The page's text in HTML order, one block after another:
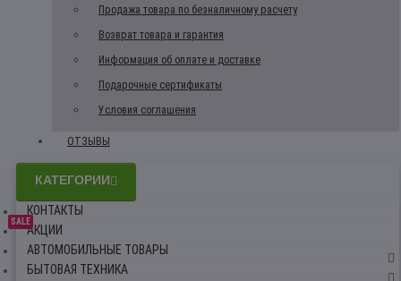
Продажа товара по безналичному расчету
Возврат товара и гарантия
Информация об оплате и доставке
Подарочные сертификаты
Условия соглашения
ОТЗЫВЫ
КАТЕГОРИИ
КОНТАКТЫ
SALE
АКЦИИ
АВТОМОБИЛЬНЫЕ ТОВАРЫ
БЫТОВАЯ ТЕХНИКА